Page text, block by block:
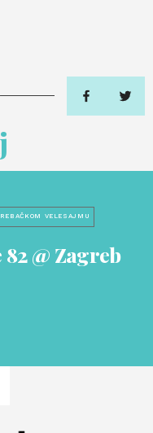
VELESAJMU
@ Zagreb